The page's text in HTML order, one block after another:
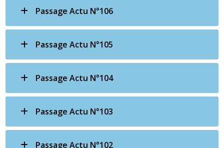
Passage Actu N°106
Passage Actu N°105
Passage Actu N°104
Passage Actu N°103
Passage Actu N°102